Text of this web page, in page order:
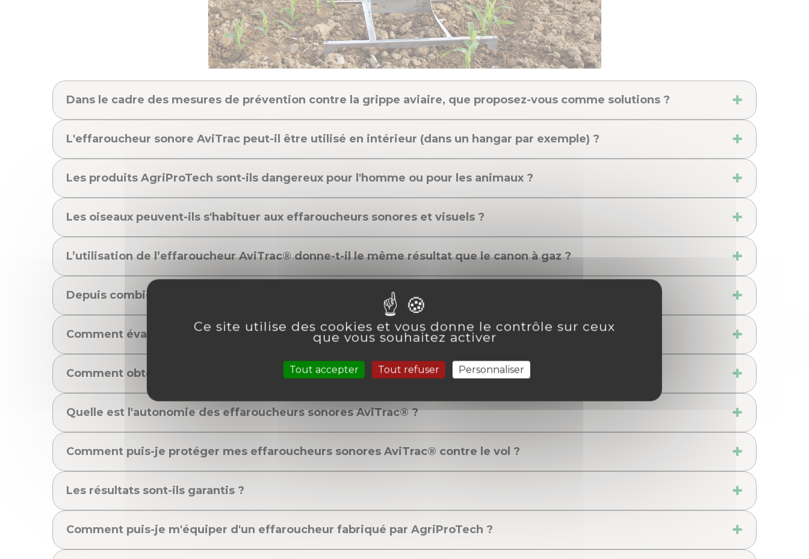
Dans le cadre des mesures de prévention contre la grippe aviaire, que proposez-vous comme solutions ?
L'effaroucheur sonore AviTrac peut-il être utilisé en intérieur (dans un hangar par exemple) ?
Les produits AgriProTech sont-ils dangereux pour l'homme ou pour les animaux ?
Les oiseaux peuvent-ils s'habituer aux effaroucheurs sonores et visuels ?
L’utilisation de l’effaroucheur AviTrac® donne-t-il le même résultat que le canon à gaz ?
Depuis combien de temps testez-vous votre produit ?
Comment évaluez-vous l'efficacité ?
Comment obtenir les meilleurs résultats grâce à l'effarouchement sonore ?
Quelle est l'autonomie des effaroucheurs sonoresAviTrac® ?
Comment puis-je protéger mes effaroucheurs sonores AviTrac® contre le vol ?
Les résultats sont-ils garantis ?
Comment puis-je m'équiper d'un effaroucheur fabriqué par AgriProTech ?
Ce site utilise des cookies et vous donne le contrôle sur ceux
que vous souhaitez activer
Tout accepter Tout refuser Personnaliser